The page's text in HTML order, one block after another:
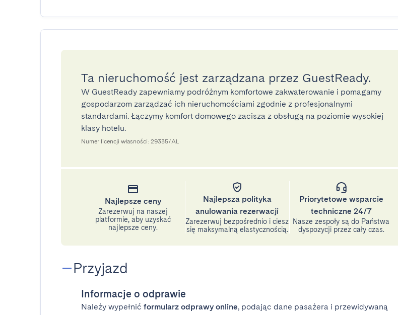
Ta nieruchomość jest zarządzana przez GuestReady.
W GuestReady zapewniamy podróżnym komfortowe zakwaterowanie i pomagamy
gospodarzom zarządzać ich nieruchomościami zgodnie z profesjonalnymi
standardami. Łączymy komfort domowego zacisza z obsługą na poziomie wysokiej
klasy hotelu.
Numer licencji własności: 29335/AL
Najlepsze ceny
Zarezerwuj na naszej
platformie, aby uzyskać
najlepsze ceny.
Najlepsza polityka
anulowania rezerwacji
Zarezerwuj bezpośrednio i ciesz
się maksymalną elastycznością.
Priorytetowe wsparcie
techniczne 24/7
Nasze zespoły są do Państwa
dyspozycji przez cały czas.
Przyjazd
Informacje o odprawie
Należy wypełnić formularz odprawy online, podając dane pasażera i przewidywaną